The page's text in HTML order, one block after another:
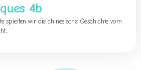
4b
spielten wir die chinesische Geschichte vom